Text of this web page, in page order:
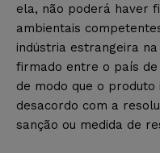
ela, não poderá haver
ambientais
indústria estrangeira
firmado entre o país
de modo que o
desacordo com a
sanção ou medida de